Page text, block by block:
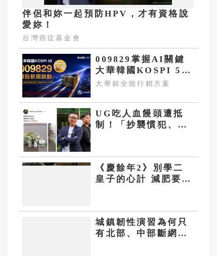
伴侶和妳一起預防HPV，才有資格說
愛妳！
台灣癌症基金會
009829掌握AI關鍵
大華韓國KOSPI 50
今強勢開募
大華銀全能行銷方案
UG吃人血饅頭遭抵
制！「抄襲慣犯、中
《慶餘年2》別學二
皇子的心計 減肥要學
城鎮韌性演習為何只
有北部、中部斷網？